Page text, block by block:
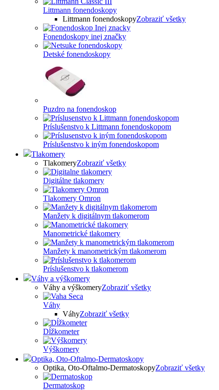
Littmann fonendoskopy
Littmann fonendoskopyZobraziť všetky
Fonendoskopy inej značky
Detské fonendoskopy
Puzdro na fonendoskop
Príslušenstvo k Littmann fonendoskopom
Príslušenstvo k iným fonendoskopom
Tlakomery
TlakomeryZobraziť všetky
Digitálne tlakomery
Tlakomery Omron
Manžety k digitálnym tlakomerom
Manometrické tlakomery
Manžety k manometrickým tlakomerom
Príslušenstvo k tlakomerom
Váhy a výškomery
Váhy a výškomeryZobraziť všetky
Váhy
VáhyZobraziť všetky
Dĺžkometer
Výškomery
Optika, Oto-Oftalmo-Dermatoskopy
Optika, Oto-Oftalmo-DermatoskopyZobraziť všetky
Dermatoskop